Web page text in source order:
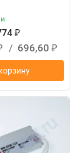
₽
/ 696,60 ₽